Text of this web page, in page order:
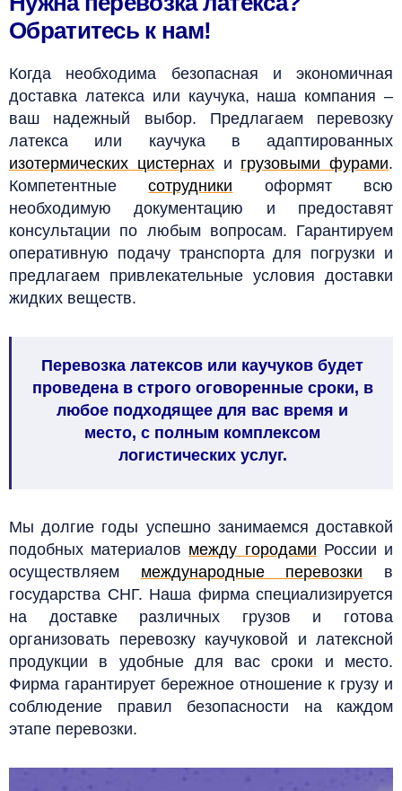
Обратитесь к нам!
Когда необходима безопасная и экономичная
доставка латекса или каучука, наша компания –
ваш надежный выбор. Предлагаем перевозку
латекса или каучука в адаптированных
изотермических цистернахи грузовыми фурами.
Компетентныесотрудники оформят всю
необходимую документацию и предоставят
консультации по любым вопросам. Гарантируем
оперативную подачу транспорта для погрузки и
предлагаем привлекательные условия доставки
жидких веществ.
Перевозка латексов или каучуков будет
проведена в строго оговоренные сроки, в
любое подходящее для вас время и
место, с полным комплексом
логистических услуг.
Мы долгие годы успешно занимаемся доставкой
подобных материалов между городами России и
осуществляем международные перевозки в
государства СНГ. Наша фирма специализируется
на доставке различных грузов и готова
организовать перевозку каучуковой и латексной
продукции в удобные для вас сроки и место.
Фирма гарантирует бережное отношение к грузу и
соблюдение правил безопасности на каждом
этапе перевозки.